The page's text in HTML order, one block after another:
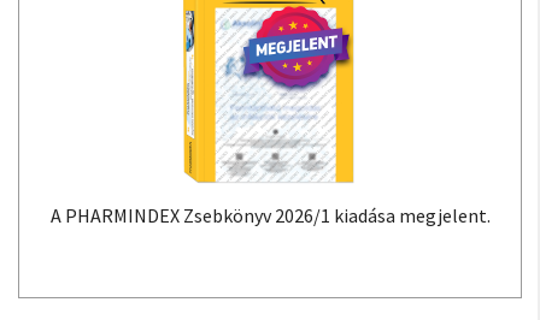
A PHARMINDEX Zsebkönyv 2026/1 kiadása megjelent.